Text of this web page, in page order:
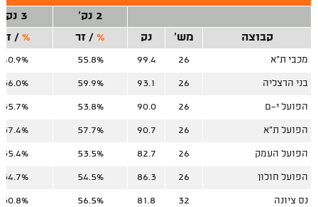
2 נק'
3 נק'
קבוצה
מש' נק %
/ זר %
/זר
מכבי ת"א 26
99.4
55.8%
40.9%
בני הרצליה 26
93.1
59.9%
36.0%
הפועל י-ם 26
90.0
53.8%
35.7%
הפועל ת"א 26
90.7
57.7%
37.4%
הפועל העמק 26
82.7
53.5%
35.4%
הפועל חולון 26
86.3
54.5%
34.7%
נס ציונה 32
81.8
56.5%
30.8%